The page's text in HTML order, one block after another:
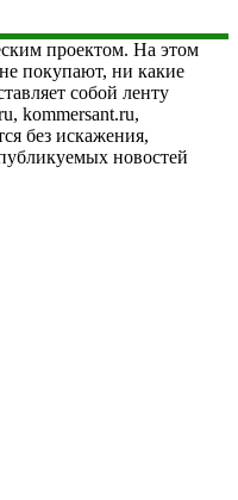
проектом. На этом
покупают, ни какие
собой ленту
kommersant.ru,
без искажения,
новостей